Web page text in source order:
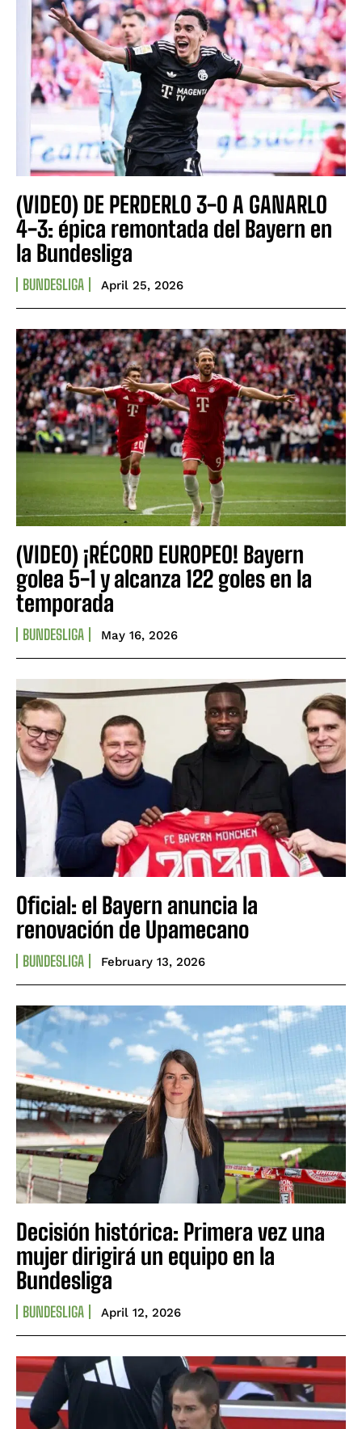
(VIDEO) DE PERDERLO 3-0 A GANARLO
4-3: épica remontada del Bayern en
la Bundesliga
BUNDESLIGA April 25, 2026
(VIDEO) ¡RÉCORD EUROPEO! Bayern
golea 5-1 y alcanza 122 goles en la
temporada
BUNDESLIGA May 16, 2026
Oficial: el Bayern anuncia la
renovación de Upamecano
BUNDESLIGA February 13, 2026
Decisión histórica: Primera vez una
mujer dirigirá un equipo en la
Bundesliga
BUNDESLIGA April 12, 2026